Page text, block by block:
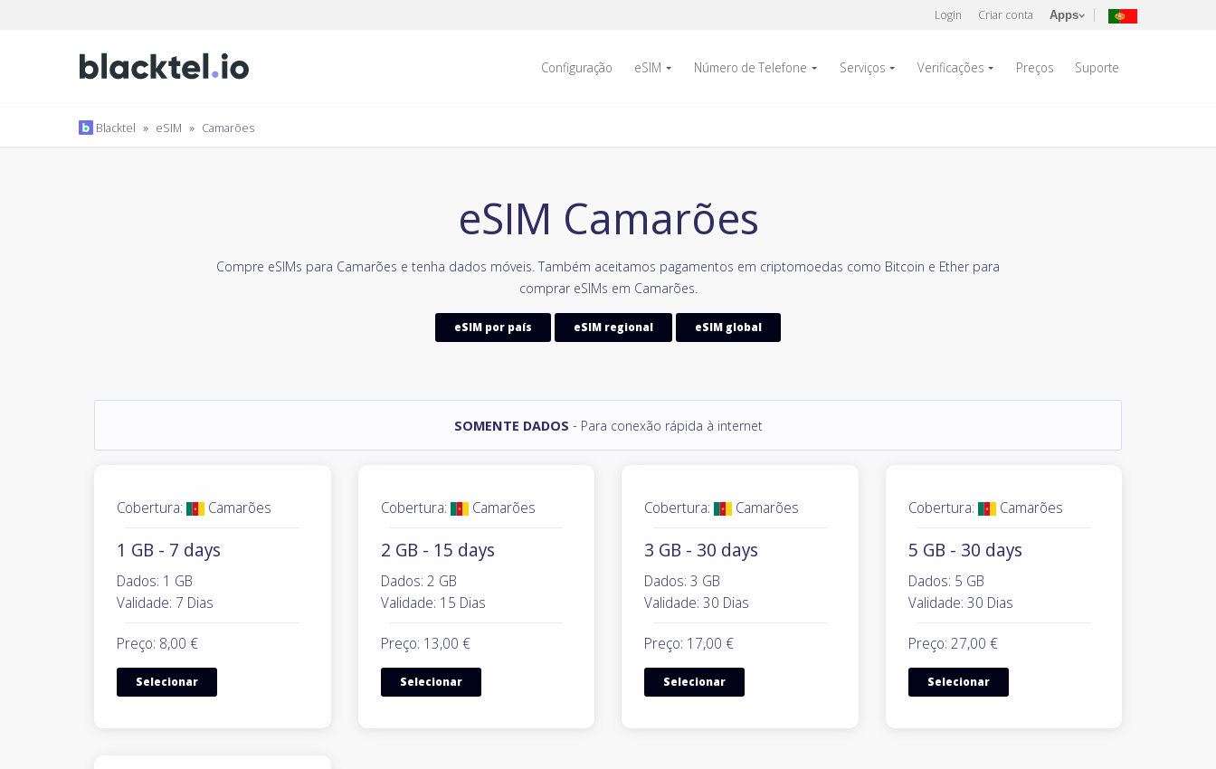
Login Criar conta Apps
Configuração eSIM Número de Telefone Serviços Verificações Preços Suporte
Blacktel » eSIM » Camarões
eSIM Camarões
Compre eSIMs para Camarões e tenha dados móveis. Também aceitamos pagamentos em criptomoedas como Bitcoin e Ether para
comprar eSIMs em Camarões.
eSIM por país eSIM regional eSIM global
SOMENTE DADOS - Para conexão rápida à internet
Cobertura: Camarões
1 GB - 7 days
Dados: 1 GB
Validade: 7 Dias
Preço: 8,00 €
Selecionar
Cobertura: Camarões
2 GB - 15 days
Dados: 2 GB
Validade: 15 Dias
Preço: 13,00 €
Selecionar
Cobertura: Camarões
3 GB - 30 days
Dados: 3 GB
Validade: 30 Dias
Preço: 17,00 €
Selecionar
Cobertura: Camarões
5 GB - 30 days
Dados: 5 GB
Validade: 30 Dias
Preço: 27,00 €
Selecionar